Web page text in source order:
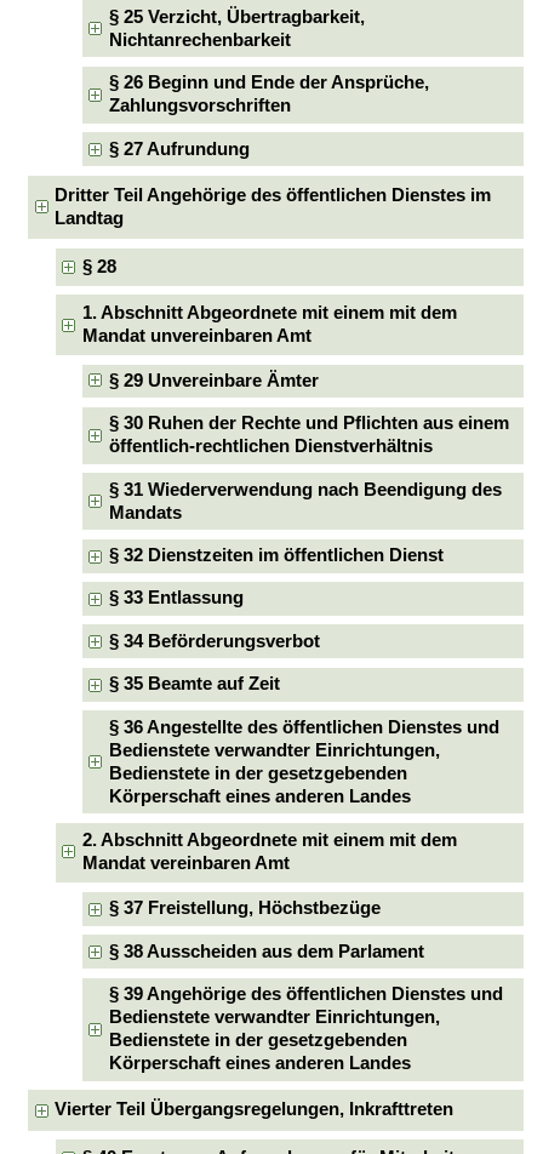
§ 25 Verzicht, Übertragbarkeit,
Nichtanrechenbarkeit
§ 26 Beginn und Ende der Ansprüche,
Zahlungsvorschriften
§ 27 Aufrundung
Dritter Teil Angehörige des öffentlichen Dienstes im
Landtag
§ 28
1. Abschnitt Abgeordnete mit einem mit dem
Mandat unvereinbaren Amt
§ 29 Unvereinbare Ämter
§ 30 Ruhen der Rechte und Pflichten aus einem
öffentlich-rechtlichen Dienstverhältnis
§ 31 Wiederverwendung nach Beendigung des
Mandats
§ 32 Dienstzeiten im öffentlichen Dienst
§ 33 Entlassung
§ 34 Beförderungsverbot
§ 35 Beamte auf Zeit
§ 36 Angestellte des öffentlichen Dienstes und
Bedienstete verwandter Einrichtungen,
Bedienstete in der gesetzgebenden
Körperschaft eines anderen Landes
2. Abschnitt Abgeordnete mit einem mit dem
Mandat vereinbaren Amt
§ 37 Freistellung, Höchstbezüge
§ 38 Ausscheiden aus dem Parlament
§ 39 Angehörige des öffentlichen Dienstes und
Bedienstete verwandter Einrichtungen,
Bedienstete in der gesetzgebenden
Körperschaft eines anderen Landes
Vierter Teil Übergangsregelungen, Inkrafttreten